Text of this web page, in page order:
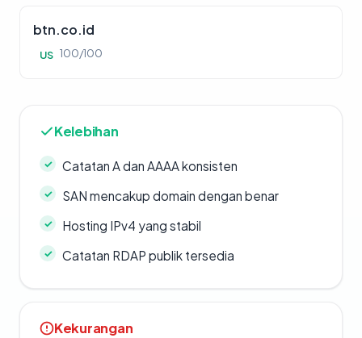
btn.co.id
US 100/100
Kelebihan
Catatan A dan AAAA konsisten
SAN mencakup domain dengan benar
Hosting IPv4 yang stabil
Catatan RDAP publik tersedia
Kekurangan